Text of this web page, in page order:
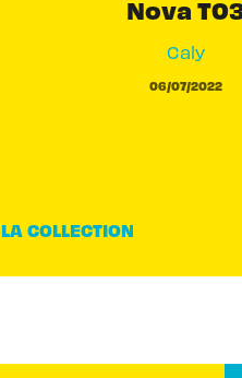
Nova
Caly
06/07/2022
COLLECTION